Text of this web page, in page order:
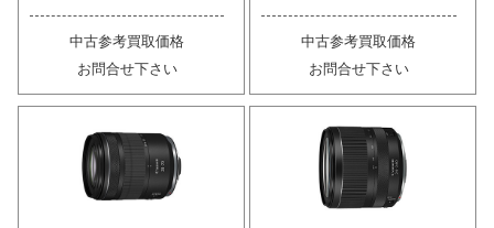
中古参考買取価格
お問合せ下さい
中古参考買取価格
お問合せ下さい